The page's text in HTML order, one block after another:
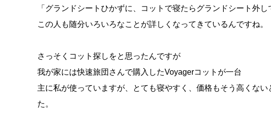
「グランドシートひかずに、コットで寝たらグランドシート外し
この人も随分いろいろなことが詳しくなってきているんですね。
さっそくコット探しをと思ったんですが
我が家には快速旅団さんで購入したVoyagerコットが一台
主に私が使っていますが、とても寝やすく、価格もそう高くな
た。